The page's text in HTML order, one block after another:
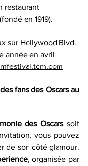
restaurant
en 1919).
sur Hollywood Blvd.
année en avril
fans des Oscars au
des Oscars soit
vous pouvez
de son côté glamour.
, organisée par